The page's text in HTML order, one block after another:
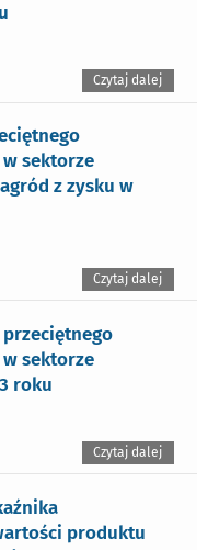
Czytaj dalej
sektorze
z zysku w
Czytaj dalej
sektorze
roku
Czytaj dalej
produktu